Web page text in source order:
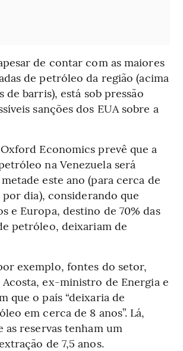
de contar com as maiores
de petróleo da região (acima
de barris), está sob pressão
sanções dos EUA sobre a
Economics prevê que a
na Venezuela será
este ano (para cerca de
dia), considerando que
e Europa, destino de 70% das
petróleo, deixariam de
exemplo, fontes do setor,
ex-ministro de Energia e
que o país “deixaria de
em cerca de 8 anos”. Lá,
as reservas tenham um
de 7,5 anos.